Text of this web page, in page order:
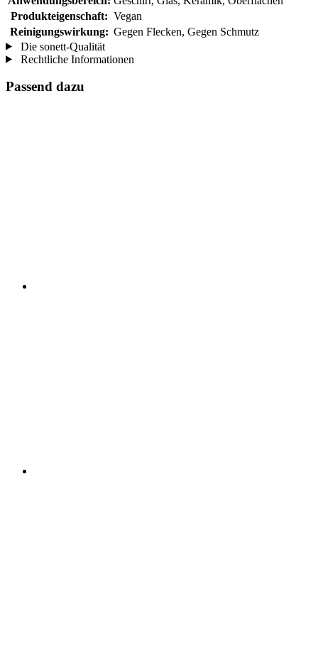
Produkteigenschaft: Vegan
Reinigungswirkung: Gegen Flecken, Gegen Schmutz
Die sonett-Qualität
Rechtliche Informationen
Passend dazu